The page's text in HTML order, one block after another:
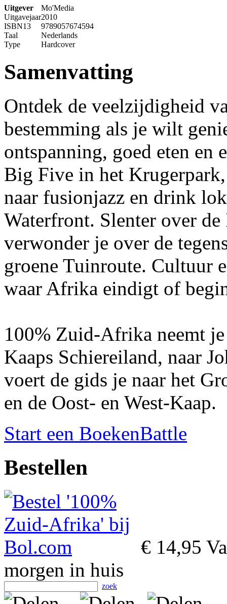
Uitgever
Mo'Media
Uitgavejaar2010
ISBN13
9789057674594
Taal
Nederlands
Type
Hardcover
Samenvatting
Ontdek de veelzijdigheid
bestemming als je wilt
ontspanning, goed eten en
Big Five in het
naar fusionjazz en drink
Waterfront. Slenter over
verwonder je over de
groene Tuinroute. Cultuur
waar Afrika eindigt of
100% Zuid-Afrika neemt je
Kaaps Schiereiland, naar
voert de gids je naar het
en de Oost- en West-Kaap.
Start een BoekenBattle
Bestellen
€ 14,95
morgen in huis
zoek